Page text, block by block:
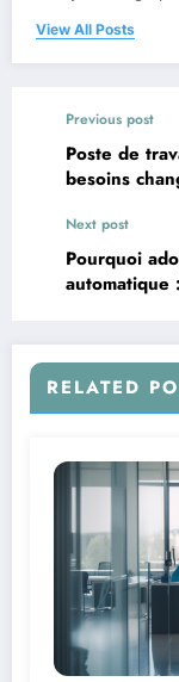
View All Posts
Previous post
Poste de
besoins
Next post
Pourquoi
automatique
RELATED